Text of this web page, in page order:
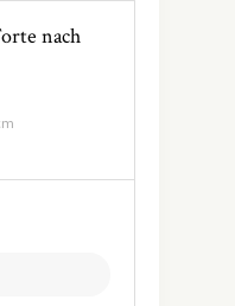
nach